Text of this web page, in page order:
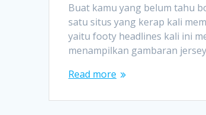
Buat kamu yang belum
satu situs yang kerap kali
yaitu footy headlines kali ini
menampilkan gambaran
Read more